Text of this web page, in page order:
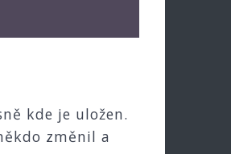
kde je uložen.
změnil a